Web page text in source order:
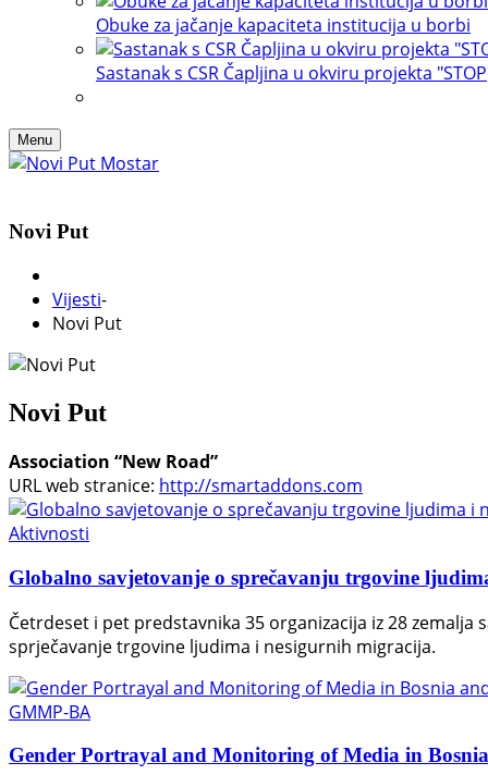
Obuke za jačanje kapaciteta institucija u borbi
Sastanak s CSR Čapljina u okviru projekta "STOP
Menu
Novi Put
Vijesti-
Novi Put
Novi Put
Association “New Road”
URL web stranice: http://smartaddons.com
Aktivnosti
Globalno savjetovanje o sprečavanju trgovine
Četrdeset i pet predstavnika 35 organizacija iz 28
sprječavanje trgovine ljudima i nesigurnih migracija.
GMMP-BA
Gender Portrayal and Monitoring of Media in